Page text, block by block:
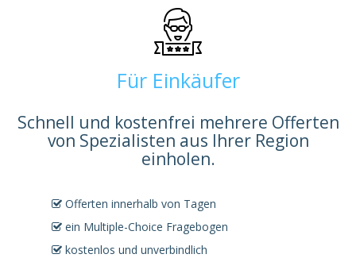
Für Einkäufer
Schnell und kostenfrei mehrere Offerten
von Spezialisten aus Ihrer Region
einholen.
Offerten innerhalb von Tagen
ein Multiple-Choice Fragebogen
kostenlos und unverbindlich